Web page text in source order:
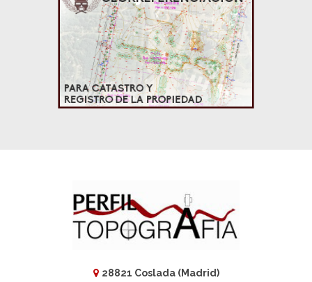
28821 Coslada (Madrid)